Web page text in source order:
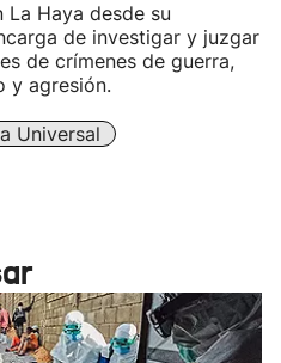
La Haya desde su
de investigar y juzgar
de crímenes de guerra,
y agresión.
Universal